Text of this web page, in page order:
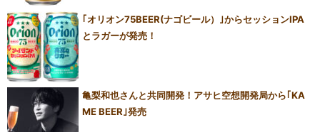
｢オリオン75BEER(ナゴビール）｣からセッションIPA
とラガーが発売！
亀梨和也さんと共同開発！アサヒ空想開発局から｢KA
ME BEER｣発売